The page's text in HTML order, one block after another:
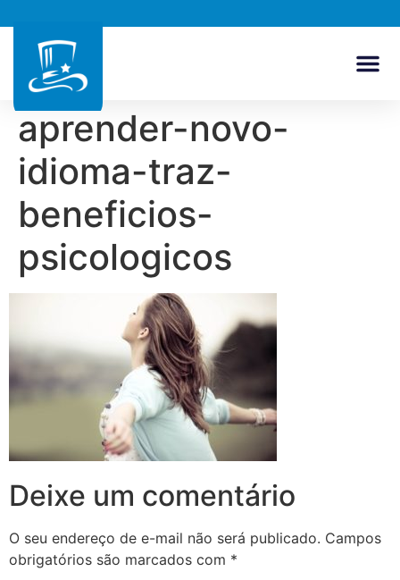
aprender-novo-
idioma-traz-
beneficios-
psicologicos
Deixe um comentário
O seu endereço de e-mail não será publicado. Campos
obrigatórios são marcados com *